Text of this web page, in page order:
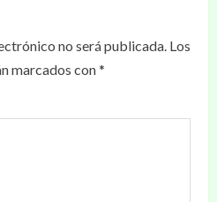
no será publicada. Los
marcados con*